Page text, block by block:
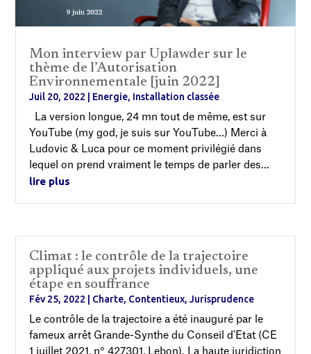
Mon interview par Uplawder sur le
thème de l’Autorisation
Environnementale [juin 2022]
Juil 20, 2022 | Energie, Installation classée
La version longue, 24 mn tout de même, est sur
YouTube (my god, je suis sur YouTube…) Merci à
Ludovic & Luca pour ce moment privilégié dans
lequel on prend vraiment le temps de parler des...
lire plus
Climat : le contrôle de la trajectoire
appliqué aux projets individuels, une
étape en souffrance
Fév 25, 2022 Charte, Contentieux,Jurisprudence
Le contrôle de la trajectoire a été inauguré par le
fameux arrêt Grande-Synthe du Conseil d'Etat (CE
1 juillet 2021, n° 427301, Lebon). La haute juridiction